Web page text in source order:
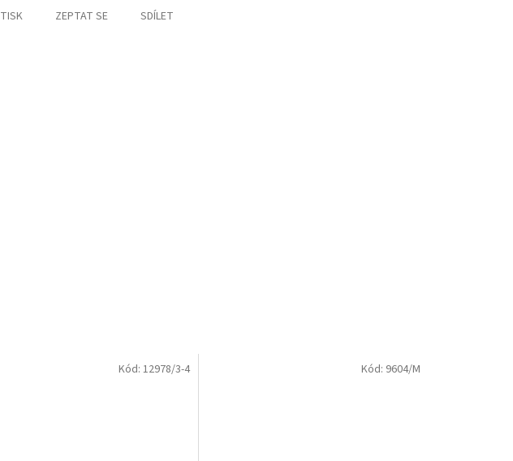
TISK ZEPTAT SE SDÍLET
Kód: 12978/3-4 Kód: 9604/M